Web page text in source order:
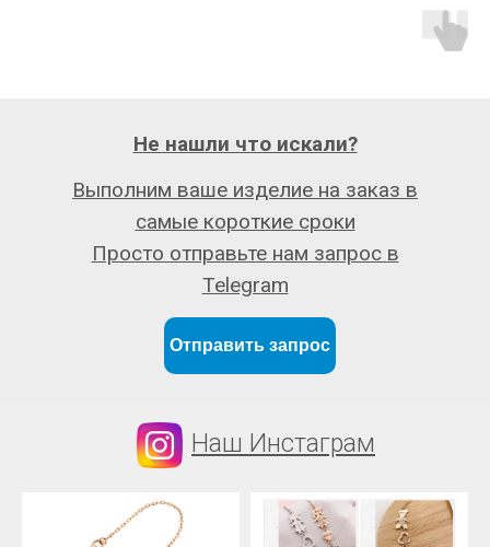
Отправить запрос
Выполним ваше изделие на заказ в
самые короткие сроки
Просто отправьте нам запрос в
Telegram
Не нашли что искали?
Наш Инстаграм